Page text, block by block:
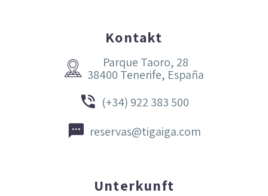
Kontakt


Parque Taoro, 28
38400 Tenerife, España

 (+34) 922 383 500

 reservas@tigaiga.com
Unterkunft